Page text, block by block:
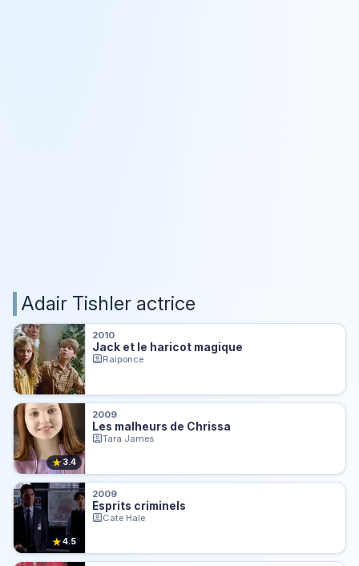
Adair Tishler actrice
2010
Jack et le haricot magique
Raiponce
★3.4
2009
Les malheurs de Chrissa
Tara James
★4.5
2009
Esprits criminels
Cate Hale